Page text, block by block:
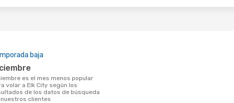
baja
volar a Elk City según los
de los datos de búsqueda
nuestros clientes